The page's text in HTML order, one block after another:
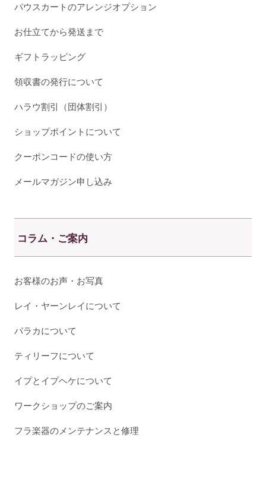
パウスカートのアレンジオプション
お仕立てから発送まで
ギフトラッピング
領収書の発行について
ハラウ割引（団体割引）
ショップポイントについて
クーポンコードの使い方
メールマガジン申し込み
コラム・ご案内
お客様のお声・お写真
レイ・ヤーンレイについて
パラカについて
ティリーフについて
イプとイプヘケについて
ワークショップのご案内
フラ楽器のメンテナンスと修理